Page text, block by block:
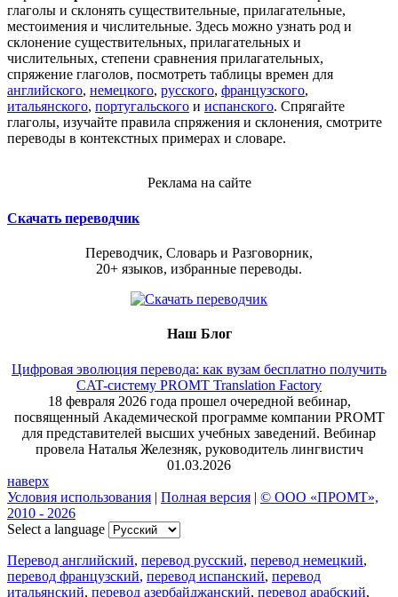
глаголы и склонять существительные, прилагательные,
местоимения и числительные. Здесь можно узнать род и
склонение существительных, прилагательных и
числительных, степени сравнения прилагательных,
спряжение глаголов, посмотреть таблицы времен для
английского, немецкого, русского, французского,
итальянского, португальского и испанского. Спрягайте
глаголы, изучайте правила спряжения и склонения, смотрите
переводы в контекстных примерах и словаре.
Реклама на сайте
Скачать переводчик
Переводчик, Словарь и Разговорник,
20+ языков, избранные переводы.
Наш Блог
Цифровая эволюция перевода: как вузам бесплатно получить
CAT-систему PROMT Translation Factory
18 февраля 2026 года прошел очередной вебинар,
посвященный Академической программе компании PROMT
для представителей высших учебных заведений. Вебинар
провела Наталья Железняк, руководитель лингвистич
01.03.2026
наверх
Условия использования | Полная версия | © ООО «ПРОМТ»,
2010 - 2026
Select a language
Перевод английский, перевод русский, перевод немецкий,
перевод французский, перевод испанский, перевод
итальянский, перевод азербайджанский, перевод арабский,